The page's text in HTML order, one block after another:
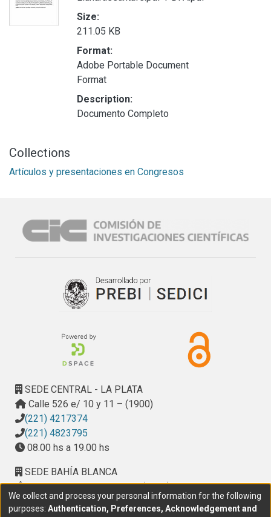
Size:
211.05 KB
Format:
Adobe Portable Document
Format
Description:
Documento Completo
Collections
Artículos y presentaciones en Congresos
SEDE CENTRAL - LA PLATA
Calle 526 e/ 10 y 11 – (1900)
(221) 4217374
(221) 4823795
08.00 hs a 19.00 hs
SEDE BAHÍA BLANCA
Calle Ciudad de Cali 320 – (8000). Universidad
Provincial del Sudoeste (UPSO)
We collect and process your personal information for the following
purposes: Authentication, Preferences, Acknowledgement and